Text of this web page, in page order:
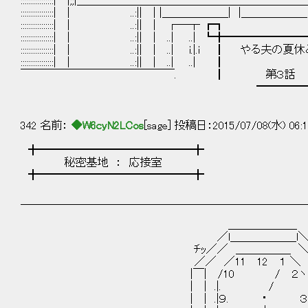
::::::::::::::::| | ..:|| | |＿＿＿＿＿＿| |＿＿＿＿＿＿||
::::::::::::::::| | ..:|| | ┌―┬ ┏┓
::::::::::::::::| | ..:|| | ..| ..|
::::::::::::::::| | ..:|| | ..| i.|.i ┃ やる夫の夏休み
::::::::::::::::| | ..:||
￣￣￣￣￣￣￣￣￣￣￣￣￣￣. ┃ 第３
342 名前： ◆W6cyN2LCos [sage] 投稿日：2015/07/08(水)
╋━━━━━━━━━━━━━━╋
秘密基地 ： 応接室
╋━━━━━━━━━━━━━━╋
／l＿＿＿＿＿＿l
ﾁｯ／／ ＿＿＿＿＿ ＼
／／ ／11 12 １ ＼ ＼
|￣| /10 / ２ヽ |
| | .|. / | |
| | .|９. ･ ３|